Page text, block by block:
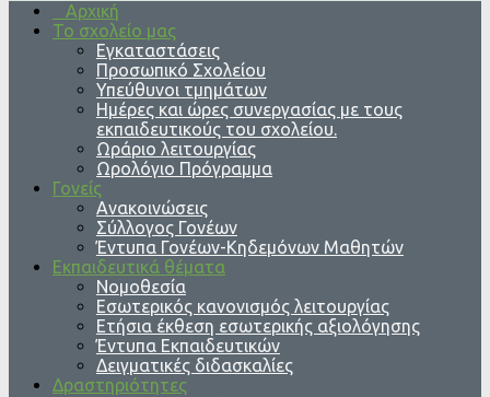
Αρχική
Το σχολείο μας
Εγκαταστάσεις
Προσωπικό Σχολείου
Υπεύθυνοι τμημάτων
Ημέρες και ώρες συνεργασίας με τους
εκπαιδευτικούς του σχολείου.
Ωράριο λειτουργίας
Ωρολόγιο Πρόγραμμα
Γονείς
Ανακοινώσεις
Σύλλογος Γονέων
Έντυπα Γονέων-Κηδεμόνων Μαθητών
Εκπαιδευτικά θέματα
Νομοθεσία
Εσωτερικός κανονισμός λειτουργίας
Ετήσια έκθεση εσωτερικής αξιολόγησης
Έντυπα Εκπαιδευτικών
Δειγματικές διδασκαλίες
Δραστηριότητες